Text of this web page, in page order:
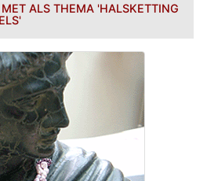
ALS THEMA 'HALSKETTING